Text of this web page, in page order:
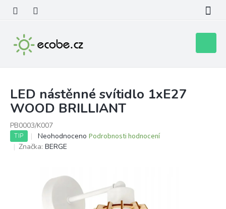
obsah
košík
LED nástěnné svítidlo 1xE27
WOOD BRILLIANT
PB0003/K007
TIP
Průměrné
hodnocení
hvězdiček.
Neohodnoceno Podrobnosti hodnocení
Značka: BERGE